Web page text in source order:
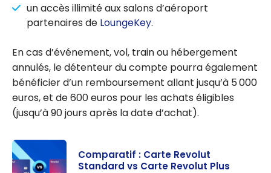
un accès illimité aux salons d’aéroport
partenaires de LoungeKey.
En cas d’événement, vol, train ou hébergement
annulés, le détenteur du compte pourra également
bénéficier d’un remboursement allant jusqu’à 5 000
euros, et de 600 euros pour les achats éligibles
(jusqu’à 90 jours après la date d’achat).
Comparatif : Carte Revolut
Standard vs Carte Revolut Plus